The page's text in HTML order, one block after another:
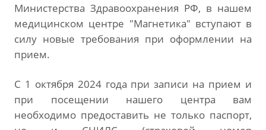
Министерства Здравоохранения РФ, в нашем
медицинском центре "Магнетика" вступают в
силу новые требования при оформлении на
прием.
С 1 октября 2024 года при записи на прием и
при посещении нашего центра вам
необходимо предоставить не только паспорт,